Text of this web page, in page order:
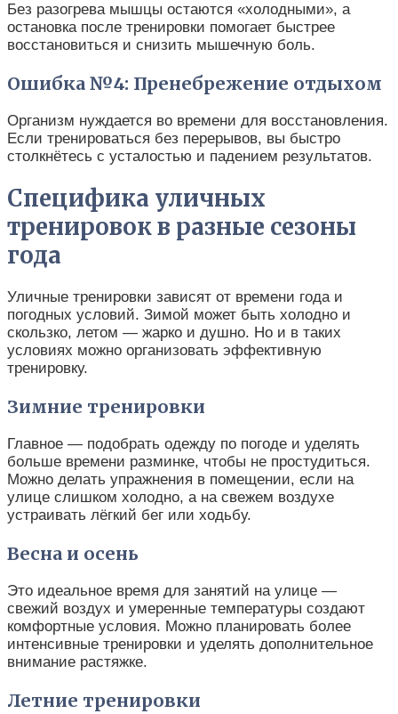
Без разогрева мышцы остаются «холодными», а
остановка после тренировки помогает быстрее
восстановиться и снизить мышечную боль.
Ошибка №4: Пренебрежение отдыхом
Организм нуждается во времени для восстановления.
Если тренироваться без перерывов, вы быстро
столкнётесь с усталостью и падением результатов.
Специфика уличных
тренировок в разные сезоны
года
Уличные тренировки зависят от времени года и
погодных условий. Зимой может быть холодно и
скользко, летом — жарко и душно. Но и в таких
условиях можно организовать эффективную
тренировку.
Зимние тренировки
Главное — подобрать одежду по погоде и уделять
больше времени разминке, чтобы не простудиться.
Можно делать упражнения в помещении, если на
улице слишком холодно, а на свежем воздухе
устраивать лёгкий бег или ходьбу.
Весна и осень
Это идеальное время для занятий на улице —
свежий воздух и умеренные температуры создают
комфортные условия. Можно планировать более
интенсивные тренировки и уделять дополнительное
внимание растяжке.
Летние тренировки